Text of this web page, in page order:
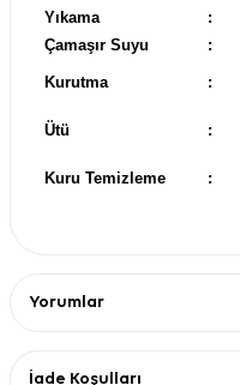
Yıkama
:
Çamaşır Suyu
:
Kurutma :
Ütü :
Kuru Temizleme :
Yorumlar
İade Koşulları